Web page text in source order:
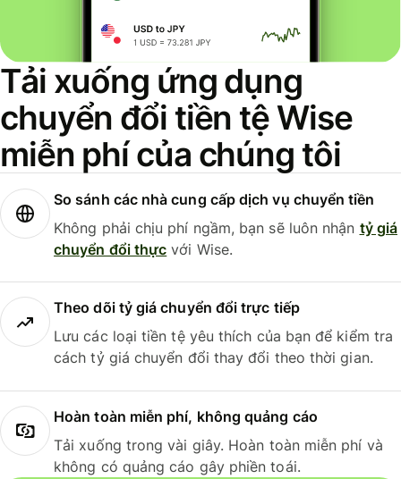
Tải xuống ứng dụng
chuyển đổi tiền tệ Wise
miễn phí của chúng tôi
So sánh các nhà cung cấp dịch vụ chuyển tiền
Không phải chịu phí ngầm, bạn sẽ luôn nhận tỷ giá
chuyển đổi thực với Wise.
Theo dõi tỷ giá chuyển đổi trực tiếp
Lưu các loại tiền tệ yêu thích của bạn để kiểm tra
cách tỷ giá chuyển đổi thay đổi theo thời gian.
Hoàn toàn miễn phí, không quảng cáo
Tải xuống trong vài giây. Hoàn toàn miễn phí và
không có quảng cáo gây phiền toái.